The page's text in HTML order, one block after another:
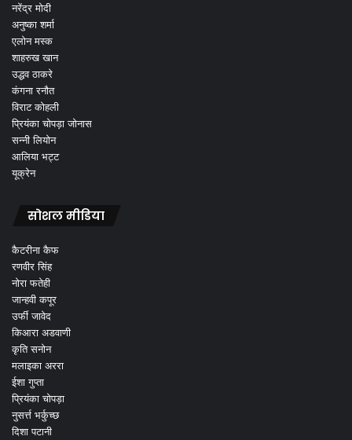
नरेंद्र मोदी
अनुष्का शर्मा
एलोन मस्क
शाहरुख खान
उद्धव ठाकरे
कंगना रनौत
विराट कोहली
प्रियंका चोपड़ा जोनास
सन्नी लियोन
आलिया भट्ट
यूक्रेन
सोशल मीडिया
कैटरीना कैफ
रणवीर सिंह
नोरा फतेही
जान्हवी कपूर
उर्फी जावेद
किआरा अडवाणी
कृति सनोन
मलाइका अररा
ईशा गुप्ता
प्रियंका चोपड़ा
नुसर्त्त भर्कुच्छ
दिशा पटानी